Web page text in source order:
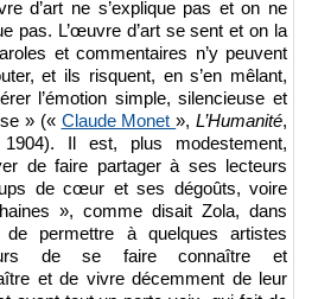
d’art ne s’explique pas et on ne
pas. L’œuvre d’art se sent et on la
et commentaires n’y peuvent
et ils risquent, en s’en mêlant,
l’émotion simple, silencieuse et
» (« Claude Monet»,L’Humanité,
Il est, plus modestement,
de faire partager à ses lecteurs
de cœur et ses dégoûts, voire
», comme disait Zola, dans
de permettre à quelques artistes
de se faire connaître et
et de vivre décemment de leur